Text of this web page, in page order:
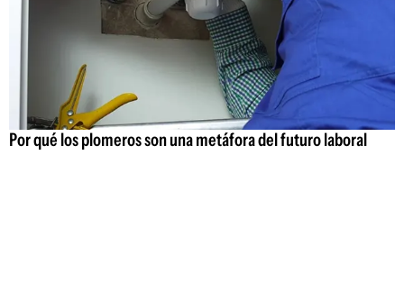
Por qué los plomeros son una metáfora del futuro laboral